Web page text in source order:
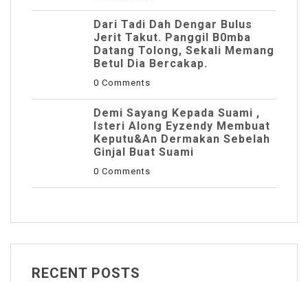
Dari Tadi Dah Dengar Bulus
Jerit Takut. Panggil B0mba
Datang Tolong, Sekali Memang
Betul Dia Bercakap.
0 Comments
Demi Sayang Kepada Suami ,
Isteri Along Eyzendy Membuat
Keputu&an Dermakan Sebelah
Ginjal Buat Suami
0 Comments
RECENT POSTS